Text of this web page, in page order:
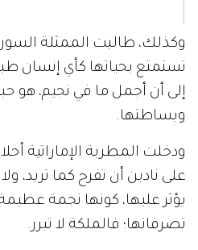
وكذلك، طالبت الممثلة
تستمتع بحياتها كأي إنسان
إلى أن أجمل ما في نجيم، هو
وبساطتها.
ودخلت المطربة الإماراتية
على نادين أن تفرح كما تريد،
يؤثر عليها، كونها نجمة
تصرفاتها؛ فالملكة لا تبرر.